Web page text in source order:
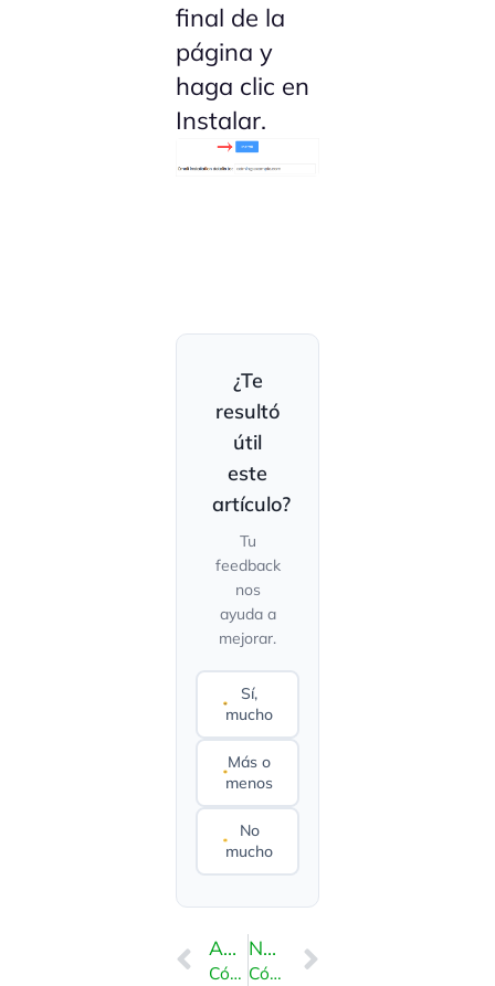
final de la
página y
haga clic en
Instalar.
¿Te
resultó
útil
este
artículo?
Tu
feedback
nos
ayuda a
mejorar.
Sí,
mucho
Más o
menos
No
mucho
ANTERIOR
Cómo instalar Chyrp a través de Softaculous en SiteWorx
NEXT
Cómo instalar FlatPress a través de Softaculous en SiteWorx